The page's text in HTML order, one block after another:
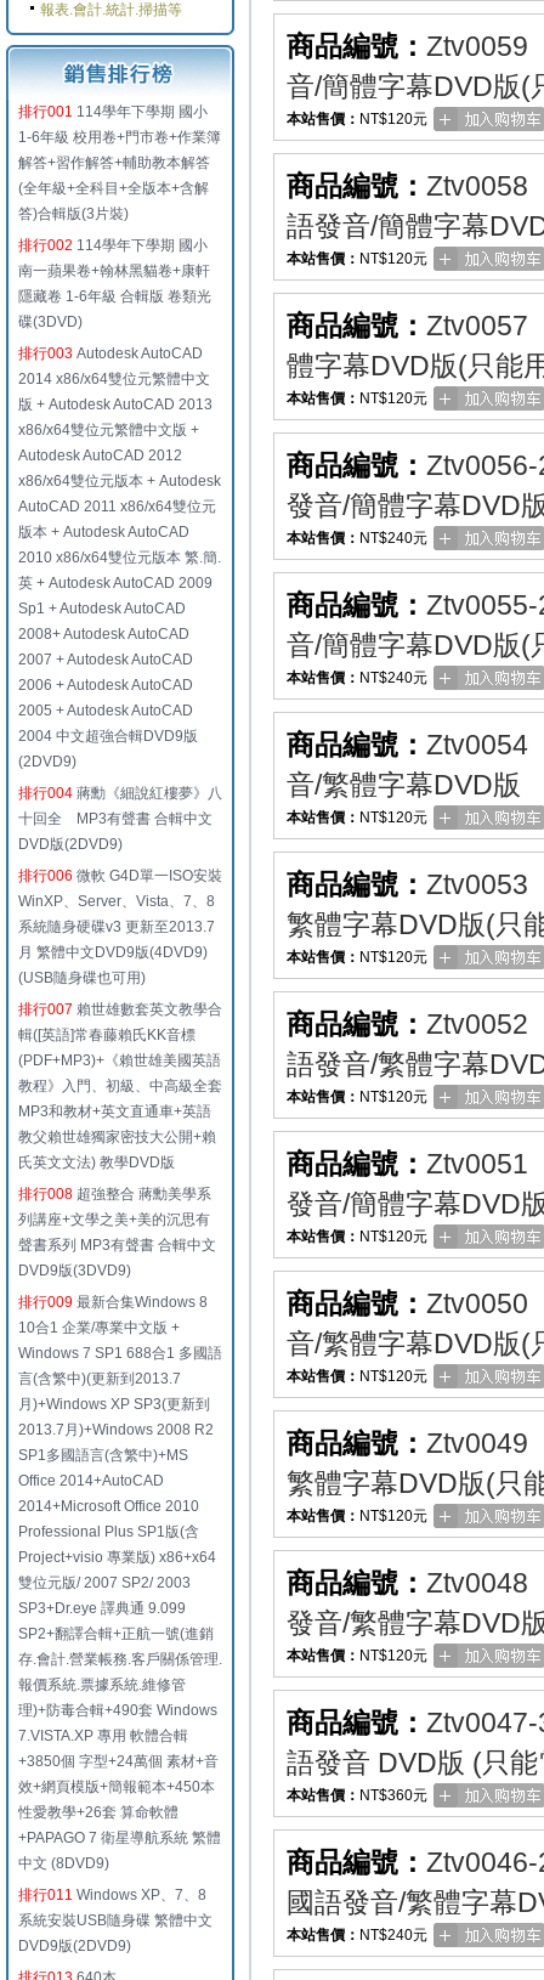
報表.會計.統計.掃描等
排行001 114學年下學期 國小
1-6年級 校用卷+門市卷+作業簿
解答+習作解答+輔助教本解答
(全年級+全科目+全版本+含解
答)合輯版(3片裝)
排行002 114學年下學期 國小
南一蘋果卷+翰林黑貓卷+康軒
隱藏卷 1-6年級 合輯版 卷類光
碟(3DVD)
排行003 Autodesk AutoCAD
2014 x86/x64雙位元繁體中文
版 + Autodesk AutoCAD 2013
x86/x64雙位元繁體中文版 +
Autodesk AutoCAD 2012
x86/x64雙位元版本 + Autodesk
AutoCAD 2011 x86/x64雙位元
版本 + Autodesk AutoCAD
2010 x86/x64雙位元版本 繁.簡.
英 + Autodesk AutoCAD 2009
Sp1 + Autodesk AutoCAD
2008+ Autodesk AutoCAD
2007 + Autodesk AutoCAD
2006 + Autodesk AutoCAD
2005 + Autodesk AutoCAD
2004 中文超強合輯DVD9版
(2DVD9)
排行004 蔣勳《細說紅樓夢》八
十回全 MP3有聲書 合輯中文
DVD版(2DVD9)
排行006 微軟 G4D單一ISO安裝
WinXP、Server、Vista、7、8
系統隨身硬碟v3 更新至2013.7
月 繁體中文DVD9版(4DVD9)
(USB隨身碟也可用)
排行007 賴世雄數套英文教學合
輯([英語]常春藤賴氏KK音標
(PDF+MP3)+《賴世雄美國英語
教程》入門、初級、中高級全套
MP3和教材+英文直通車+英語
教父賴世雄獨家密技大公開+賴
氏英文文法) 教學DVD版
排行008 超強整合 蔣勳美學系
列講座+文學之美+美的沉思有
聲書系列 MP3有聲書 合輯中文
DVD9版(3DVD9)
排行009 最新合集Windows 8
10合1 企業/專業中文版 +
Windows 7 SP1 688合1 多國語
言(含繁中)(更新到2013.7
月)+Windows XP SP3(更新到
2013.7月)+Windows 2008 R2
SP1多國語言(含繁中)+MS
Office 2014+AutoCAD
2014+Microsoft Office 2010
Professional Plus SP1版(含
Project+visio 專業版) x86+x64
雙位元版/ 2007 SP2/ 2003
SP3+Dr.eye 譯典通 9.099
SP2+翻譯合輯+正航一號(進銷
存.會計.營業帳務.客戶關係管理.
報價系統.票據系統.維修管
理)+防毒合輯+490套 Windows
7.VISTA.XP 專用 軟體合輯
+3850個 字型+24萬個 素材+音
效+網頁模版+簡報範本+450本
性愛教學+26套 算命軟體
+PAPAGO 7 衛星導航系統 繁體
中文 (8DVD9)
排行011 Windows XP、7、8
系統安裝USB隨身碟 繁體中文
DVD9版(2DVD9)
商品編號： Ztv0059
音/簡體字幕DVD版(
本站售價： NT$120元
商品編號： Ztv0058
語發音/簡體字幕
本站售價： NT$120元
商品編號： Ztv0057
體字幕DVD版(只能
本站售價： NT$120元
商品編號： Ztv0056-
發音/簡體字幕DVD
本站售價： NT$240元
商品編號： Ztv0055-
音/簡體字幕DVD版(
本站售價： NT$240元
商品編號： Ztv0054
音/繁體字幕DVD版
本站售價： NT$120元
商品編號： Ztv0053
繁體字幕DVD版(只
本站售價： NT$120元
商品編號： Ztv0052
語發音/繁體字幕
本站售價： NT$120元
商品編號： Ztv0051
發音/簡體字幕DVD
本站售價： NT$120元
商品編號： Ztv0050
音/繁體字幕DVD版(
本站售價： NT$120元
商品編號： Ztv0049
繁體字幕DVD版(只
本站售價： NT$120元
商品編號： Ztv0048
發音/繁體字幕DVD
本站售價： NT$120元
商品編號： Ztv0047-
語發音 DVD版 (只
本站售價： NT$360元
商品編號： Ztv0046-
國語發音/繁體字幕
本站售價： NT$240元